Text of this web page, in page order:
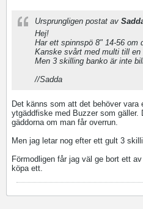
Ursprungligen postat av
Hej!
Har ett spinnspö 8" 14-56 om
Kanske svårt med multi till en
Men 3 skilling banko är inte
//Sadda
Det känns som att det behöver
ytgäddfiske med Buzzer som gäller.
gäddorna om man får overrun.
Men jag letar nog efter ett gult 3
Förmodligen får jag väl ge bort ett
köpa ett.